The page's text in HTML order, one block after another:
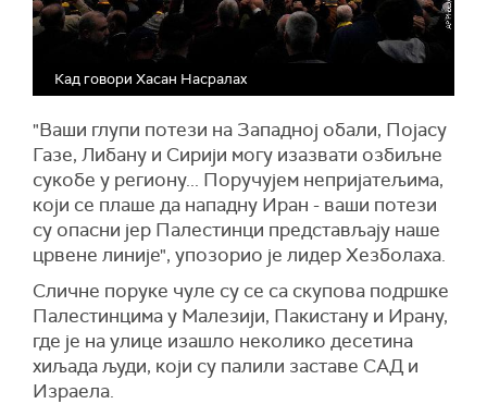
Кад говори Хасан Насралах
"Ваши глупи потези на Западној обали, Појасу
Газе, Либану и Сирији могу изазвати озбиљне
сукобе у региону... Поручујем непријатељима,
који се плаше да нападну Иран - ваши потези
су опасни јер Палестинци представљају наше
црвене линије", упозорио је лидер Хезболаха.
Сличне поруке чуле су се са скупова подршке
Палестинцима у Малезији, Пакистану и Ирану,
где је на улице изашло неколико десетина
хиљада људи, који су палили заставе САД и
Израела.